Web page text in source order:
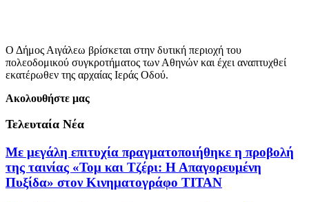
Ο Δήμος Αιγάλεω βρίσκεται στην δυτική περιοχή του
πολεοδομικού συγκροτήματος των Αθηνών και έχει αναπτυχθεί
εκατέρωθεν της αρχαίας Ιεράς Οδού.
Ακολουθήστε μας
Τελευταία Νέα
Με μεγάλη επιτυχία πραγματοποιήθηκε η προβολή
της ταινίας «Τομ και Τζέρι: Η Απαγορευμένη
Πυξίδα» στον Κινηματογράφο ΤΙΤΑΝ